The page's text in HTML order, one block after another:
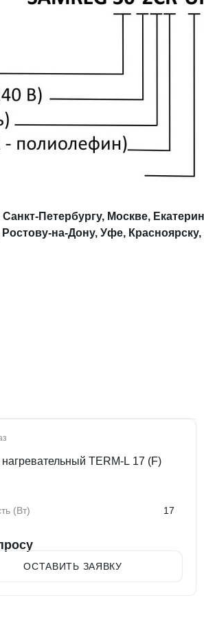
Петербургу, Москве,
на-Дону, Уфе,
нагревательный TERM-L 17 (F)
(Вт) 17
ОСТАВИТЬ ЗАЯВКУ